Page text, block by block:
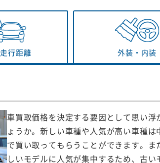
走行距離 外装・ 内装
車買取価格を決定する要因として思い
ょうか。新しい車種や人気が高い車種
で買い取ってもらうことができます。
しいモデルに人気が集中するため、古